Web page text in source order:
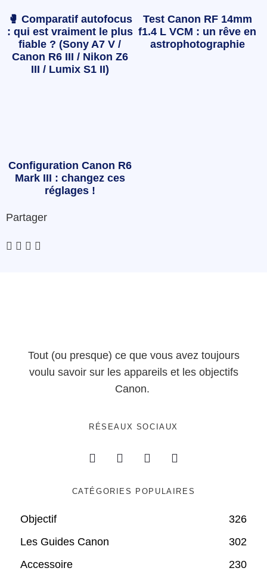
🥊 Comparatif autofocus
: qui est vraiment le plus
fiable ? (Sony A7 V /
Canon R6 III / Nikon Z6
III / Lumix S1 II)
Test Canon RF 14mm
f1.4 L VCM : un rêve en
astrophotographie
Configuration Canon R6
Mark III : changez ces
réglages !
Partager
Tout (ou presque) ce que vous avez toujours
voulu savoir sur les appareils et les objectifs
Canon.
RÉSEAUX SOCIAUX
CATÉGORIES POPULAIRES
Objectif
326
Les Guides Canon
302
Accessoire
230